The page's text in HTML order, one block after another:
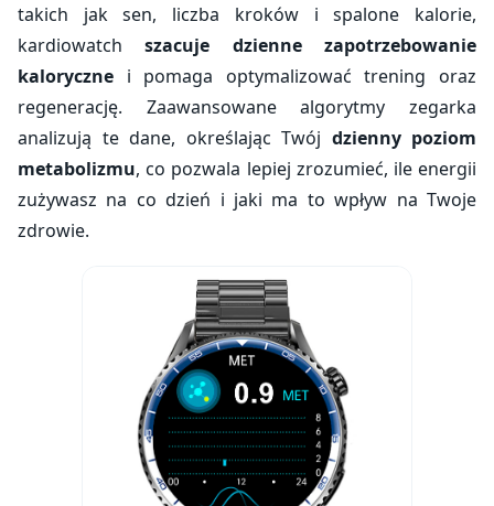
takich jak sen, liczba kroków i spalone kalorie,
kardiowatchszacuje dzienne zapotrzebowanie
kaloryczne i pomaga optymalizować trening oraz
regenerację. Zaawansowane algorytmy zegarka
analizują te dane, określając Twój dzienny poziom
metabolizmu, co pozwala lepiej zrozumieć, ile energii
zużywasz na co dzień i jaki ma to wpływ na Twoje
zdrowie.